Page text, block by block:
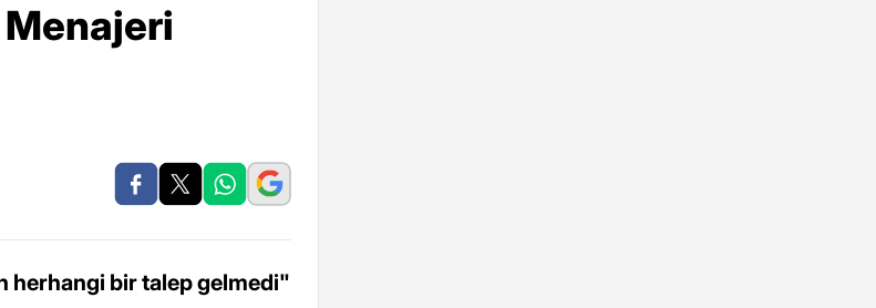
herhangi bir talep gelmedi"